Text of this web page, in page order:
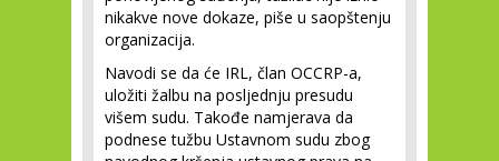
nikakve nove dokaze, piše u saopštenju
organizacija.
Navodi se da će IRL, član OCCRP-a,
uložiti žalbu na posljednju presudu
višem sudu. Takođe namjerava da
podnese tužbu Ustavnom sudu zbog